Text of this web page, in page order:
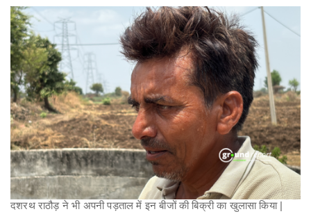
दशरथ राठौड़ ने भी अपनी पड़ताल में इन बीजों की बिक्री का खुलासा किया |